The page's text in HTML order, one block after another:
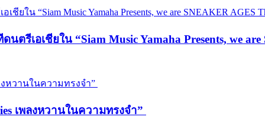
รีเอเชียใน “Siam Music Yamaha Presents, we
เพลงหวานในความทรงจำ”